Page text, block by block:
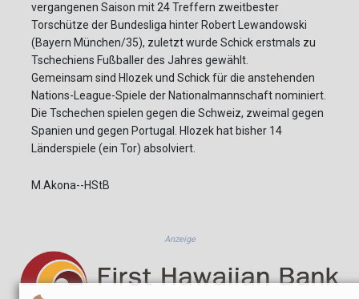
vergangenen Saison mit 24 Treffern zweitbester
Torschütze der Bundesliga hinter Robert Lewandowski
(Bayern München/35), zuletzt wurde Schick erstmals zu
Tschechiens Fußballer des Jahres gewählt.
Gemeinsam sind Hlozek und Schick für die anstehenden
Nations-League-Spiele der Nationalmannschaft nominiert.
Die Tschechen spielen gegen die Schweiz, zweimal gegen
Spanien und gegen Portugal. Hlozek hat bisher 14
Länderspiele (ein Tor) absolviert.
M.Akona--HStB
Anzeige